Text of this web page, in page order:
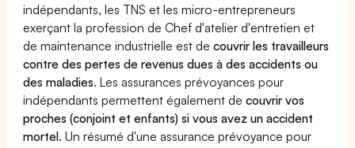
indépendants, les TNS et les micro-entrepreneurs
exerçant la profession de Chef d'atelier d'entretien et
de maintenance industrielle est decouvrir les travailleurs
contre des pertes de revenus dues à des accidents ou
des maladies. Les assurances prévoyances pour
indépendants permettent également decouvrir vos
proches (conjoint et enfants) si vous avez un accident
mortel. Un résumé d'une assurance prévoyance pour